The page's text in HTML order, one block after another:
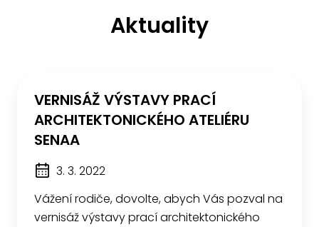
Aktuality
VERNISÁŽ VÝSTAVY PRACÍ
ARCHITEKTONICKÉHO ATELIÉRU
SENAA
3. 3. 2022
Vážení rodiče, dovolte, abych Vás pozval na
vernisáž výstavy prací architektonického